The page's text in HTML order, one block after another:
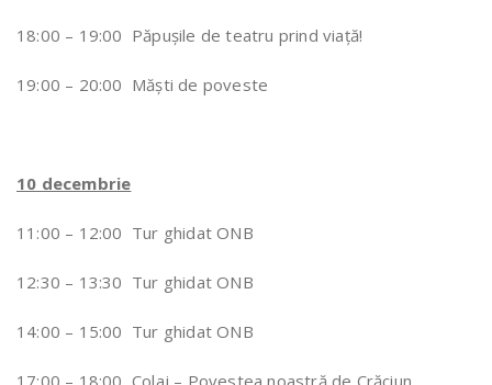
18:00 – 19:00 Păpușile de teatru prind viață!
19:00 – 20:00 Măști de poveste
10 decembrie
11:00 – 12:00 Tur ghidat ONB
12:30 – 13:30 Tur ghidat ONB
14:00 – 15:00 Tur ghidat ONB
17:00 – 18:00 Colaj – Povestea noastră de Crăciun